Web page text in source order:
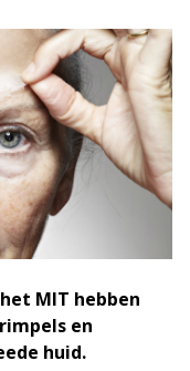
MIT hebben
en
huid.